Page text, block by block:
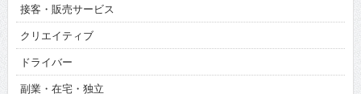
接客・販売サービス
クリエイティブ
ドライバー
副業・在宅・独立